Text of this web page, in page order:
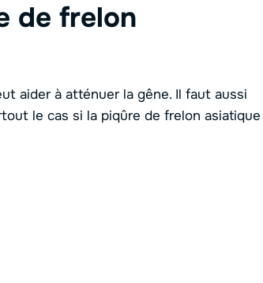
de frelon
aider à atténuer la gêne. Il faut aussi
le cas si la piqûre de frelon asiatique